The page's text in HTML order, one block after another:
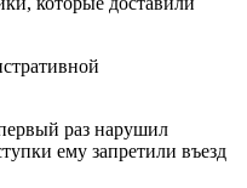
раз нарушил
ему запретили въезд